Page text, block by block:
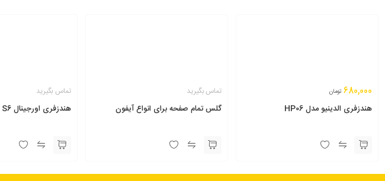
680,000 تومان
هندزفری الدینیو مدل HP06
تماس بگیرید
گلس تمام صفحه برای انواع آیفون
تماس بگیرید
هندزفری اورجینال iPhone S6